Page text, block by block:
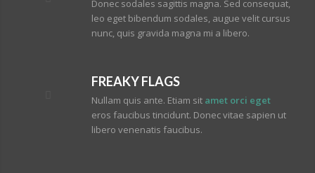
Donec sodales sagittis magna. Sed consequat,
leo eget bibendum sodales, augue velit cursus
nunc, quis gravida magna mi a libero.
FREAKY FLAGS
Nullam quis ante. Etiam sit amet orci eget
eros faucibus tincidunt. Donec vitae sapien ut
libero venenatis faucibus.